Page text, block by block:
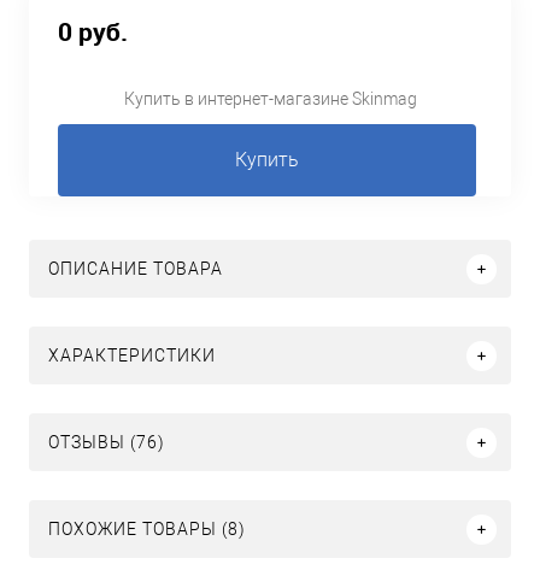
0 руб.
Купить в интернет-магазине Skinmag
Купить
ОПИСАНИЕ ТОВАРА
ХАРАКТЕРИСТИКИ
ОТЗЫВЫ (76)
ПОХОЖИЕ ТОВАРЫ (8)